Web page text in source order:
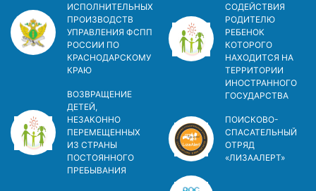
ИСПОЛНИТЕЛЬНЫХ
ПРОИЗВОДСТВ
УПРАВЛЕНИЯ ФСПП
РОССИИ ПО
КРАСНОДАРСКОМУ
КРАЮ
ВОЗВРАЩЕНИЕ
ДЕТЕЙ,
НЕЗАКОННО
ПЕРЕМЕЩЕННЫХ
ИЗ СТРАНЫ
ПОСТОЯННОГО
ПРЕБЫВАНИЯ
СОДЕЙСТВИЯ
РОДИТЕЛЮ
РЕБЕНОК
КОТОРОГО
НАХОДИТСЯ НА
ТЕРРИТОРИИ
ИНОСТРАННОГО
ГОСУДАРСТВА
ПОИСКОВО-
СПАСАТЕЛЬНЫЙ
ОТРЯД
«ЛИЗААЛЕРТ»